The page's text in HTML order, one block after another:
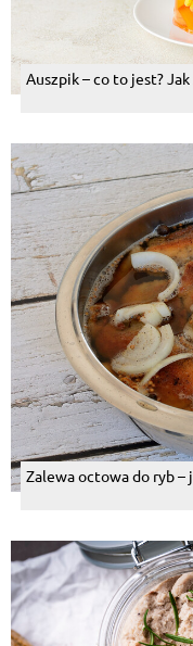
Auszpik – co to jest?
Zalewa octowa do ryb –